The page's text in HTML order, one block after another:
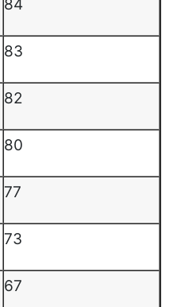
84
83
82
80
77
73
67